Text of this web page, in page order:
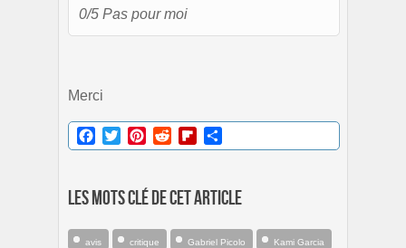
0/5 Pas pour moi
Merci
Facebook
TwitterPinterestRedditFlipboard
Les mots clé de cet article
avis critique Gabriel Picolo Kami Garcia